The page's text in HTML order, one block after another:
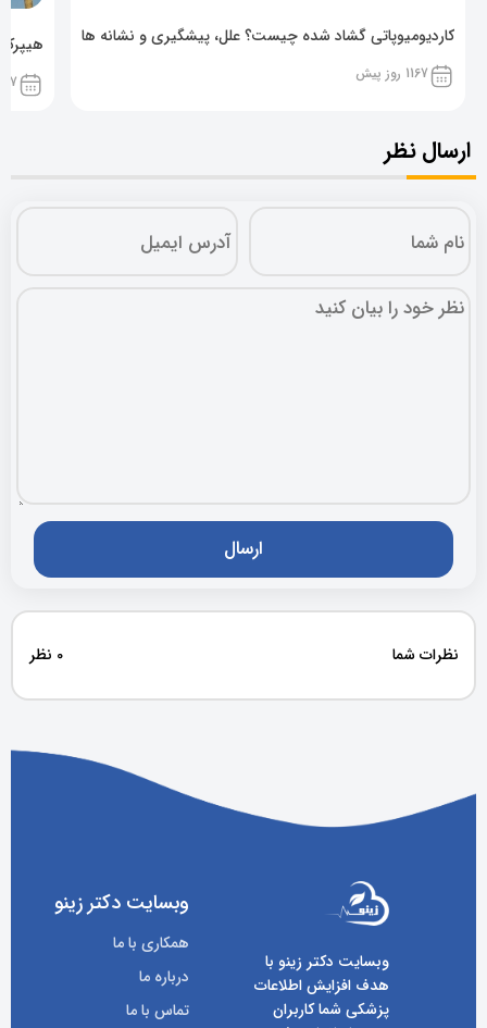
کاردیومیوپاتی گشاد شده چیست؟ علل، پیشگیری و نشانه ها
1167 روز پیش 1167
ارسال نظر
نظرات شما 0 نظر
وبسایت دکتر زینو با
هدف افزایش اطلاعات
پزشکی شما کاربران
وبسایت دکتر زینو
همکاری با ما
درباره ما
تماس با ما